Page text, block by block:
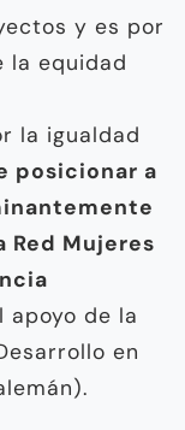
y es por
la equidad
la igualdad
posicionar a
Red Mujeres
apoyo de la
en